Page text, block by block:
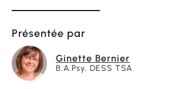
Présentée par
Ginette Bernier
B.A.Psy, DESS TSA